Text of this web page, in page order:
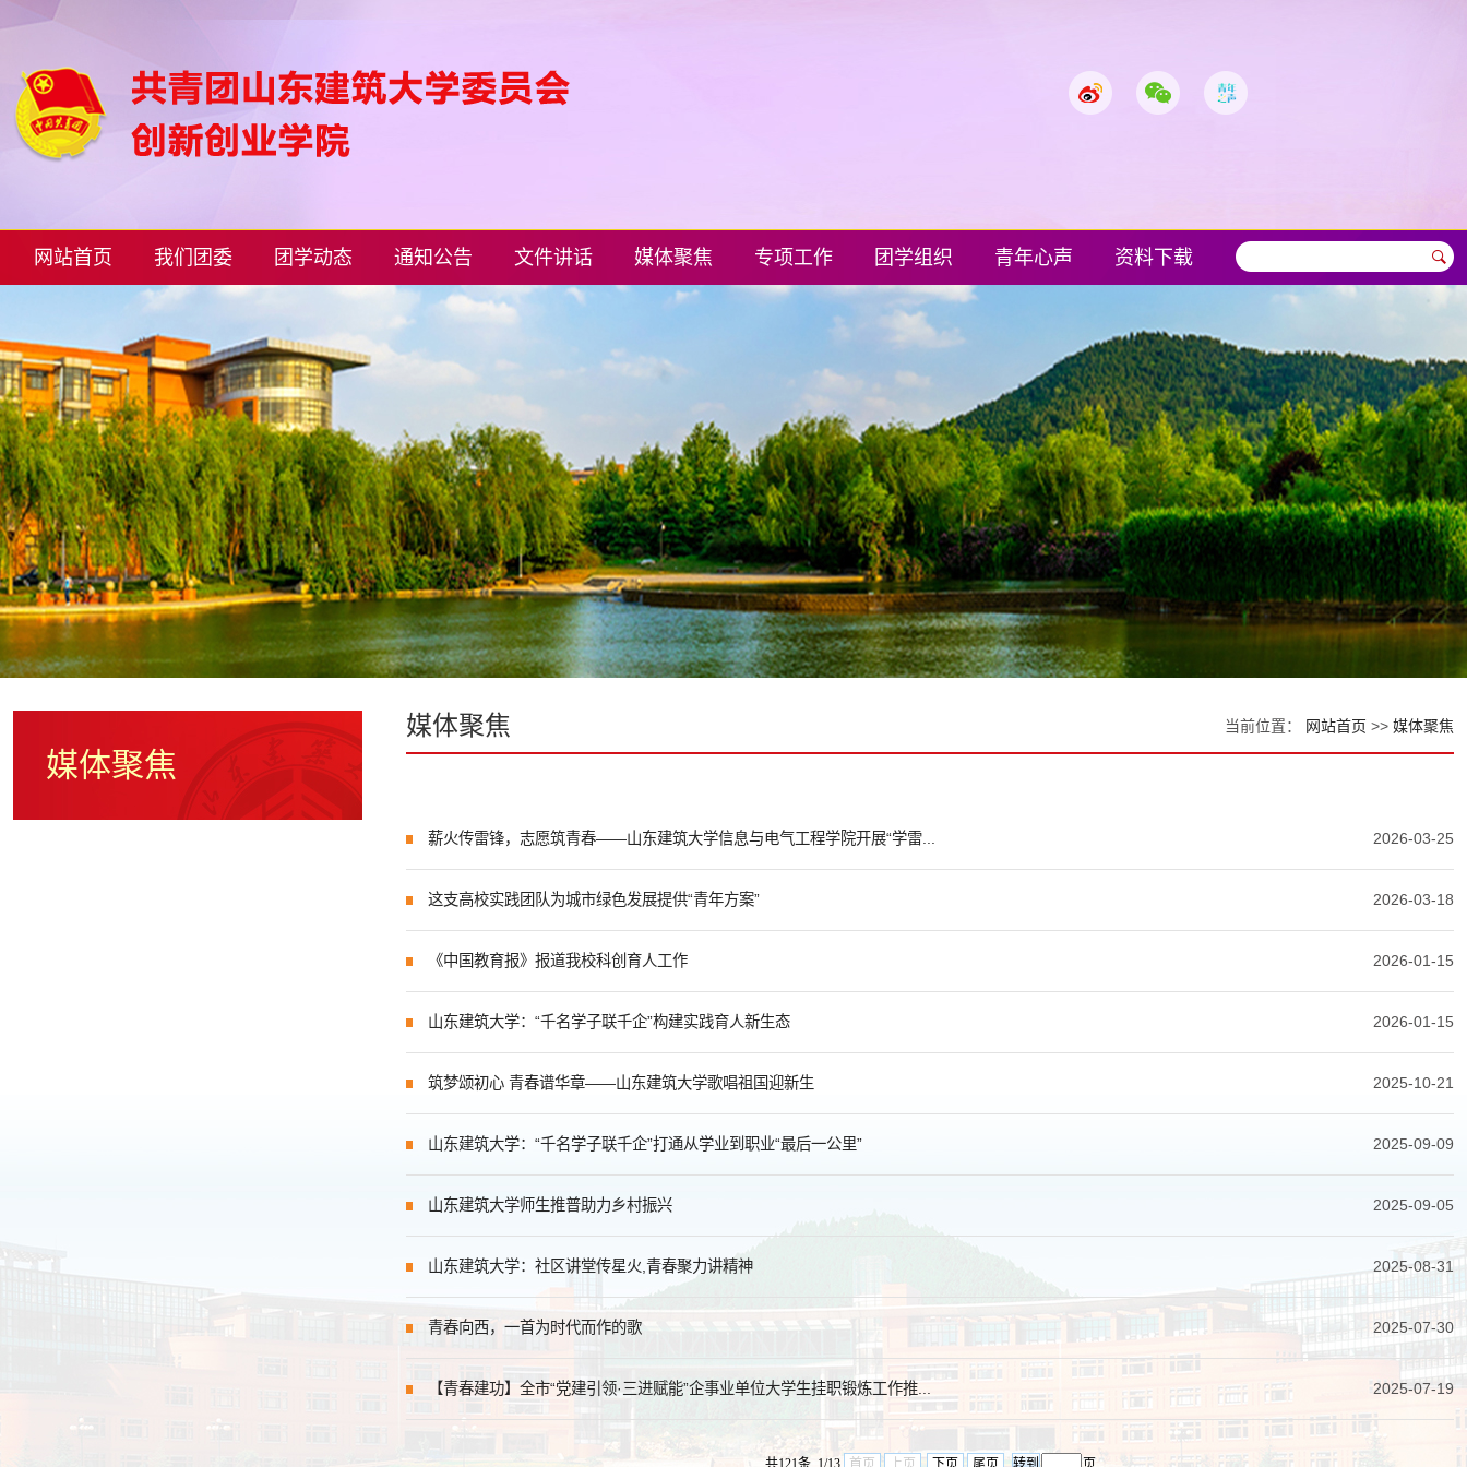
网站首页 我们团委 团学动态 通知公告 文件讲话 媒体聚焦 专项工作 团学组织 青年心声 资料下载
媒体聚焦
媒体聚焦 当前位置： 网站首页 >> 媒体聚焦
2026-03-25
薪火传雷锋，志愿筑青春——山东建筑大学信息与电气工程学院开展“学雷...
2026-03-18
这支高校实践团队为城市绿色发展提供“青年方案”
2026-01-15
《中国教育报》报道我校科创育人工作
2026-01-15
山东建筑大学：“千名学子联千企”构建实践育人新生态
2025-10-21
筑梦颂初心 青春谱华章——山东建筑大学歌唱祖国迎新生
2025-09-09
山东建筑大学：“千名学子联千企”打通从学业到职业“最后一公里”
2025-09-05
山东建筑大学师生推普助力乡村振兴
2025-08-31
山东建筑大学：社区讲堂传星火,青春聚力讲精神
2025-07-30
青春向西，一首为时代而作的歌
2025-07-19
【青春建功】全市“党建引领·三进赋能”企事业单位大学生挂职锻炼工作推...
共121条 1/13 首页 上页 下页 尾页 页